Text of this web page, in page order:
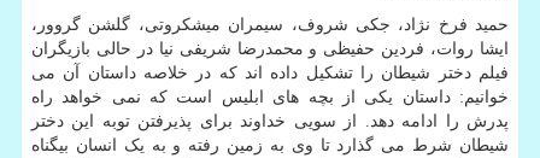
حمید فرخ نژاد، جکی شروف، سیمران میشکروتی، گلشن گروور،
ایشا روات، فردین حفیظی و محمدرضا شریفی‌ نیا در حالی بازیگران
فیلم دختر شیطان را تشکیل داده اند که در خلاصه داستان آن می
خوانیم: داستان یکی از بچه های ابلیس است که نمی خواهد راه
پدرش را ادامه دهد. از سویی خداوند برای پذیرفتن توبه این دختر
شیطان شرط می گذارد تا وی به زمین رفته و به یک انسان بیگناه